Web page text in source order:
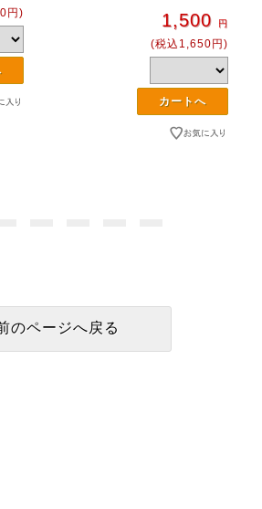
円) 1,500 円
(税込1,650円)